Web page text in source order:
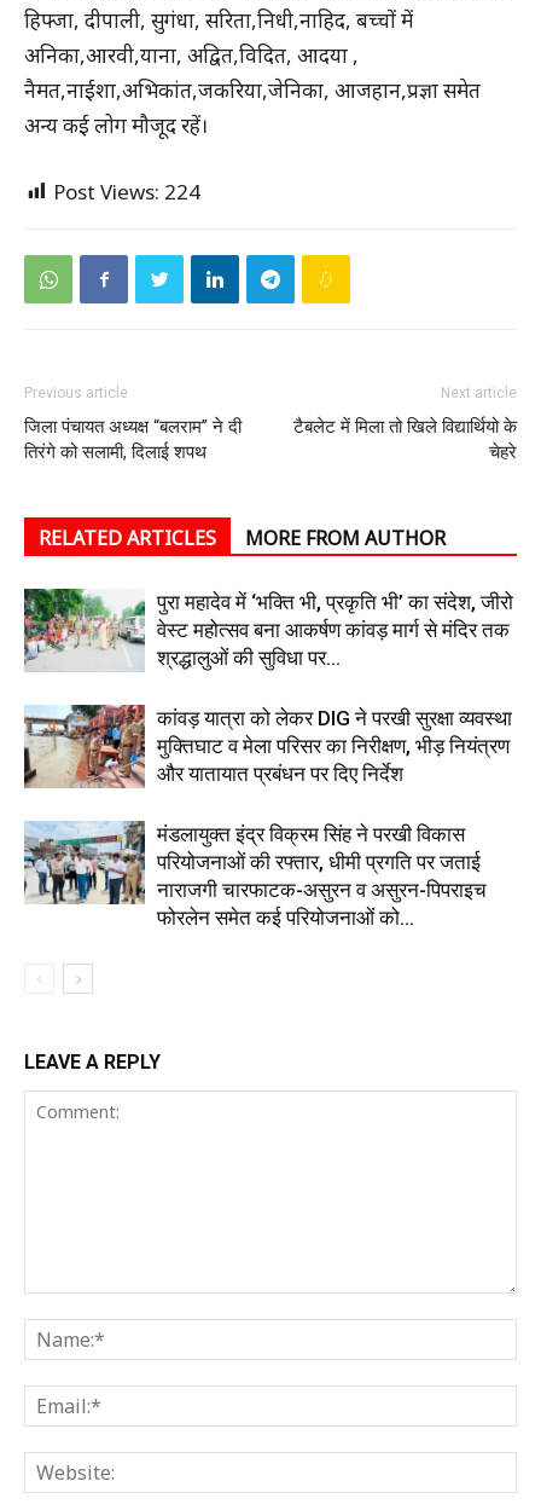
हिफ्जा, दीपाली, सुगंधा, सरिता,निधी,नाहिद, बच्चों में
अनिका,आरवी,याना, अद्वित,विदित, आदया ,
नैमत,नाईशा,अभिकांत,जकरिया,जेनिका, आजहान,प्रज्ञा समेत
अन्य कई लोग मौजूद रहें।
Post Views: 224
Previous article
जिला पंचायत अध्यक्ष “बलराम” ने दी
तिरंगे को सलामी, दिलाई शपथ
Next article
टैबलेट में मिला तो खिले विद्यार्थियो के
चेहरे
RELATED ARTICLES MORE FROM AUTHOR
पुरा महादेव में ‘भक्ति भी, प्रकृति भी’ का संदेश, जीरो
वेस्ट महोत्सव बना आकर्षण कांवड़ मार्ग से मंदिर तक
श्रद्धालुओं की सुविधा पर...
कांवड़ यात्रा को लेकर DIG ने परखी सुरक्षा व्यवस्था
मुक्तिघाट व मेला परिसर का निरीक्षण, भीड़ नियंत्रण
और यातायात प्रबंधन पर दिए निर्देश
मंडलायुक्त इंद्र विक्रम सिंह ने परखी विकास
परियोजनाओं की रफ्तार, धीमी प्रगति पर जताई
नाराजगी चारफाटक-असुरन व असुरन-पिपराइच
फोरलेन समेत कई परियोजनाओं को...
LEAVE A REPLY